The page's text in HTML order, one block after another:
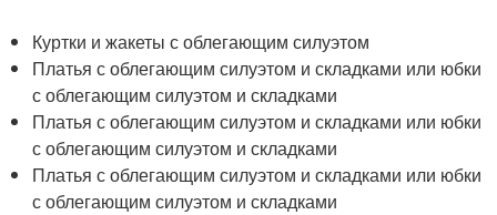
Куртки и жакеты с облегающим силуэтом
Платья с облегающим силуэтом и складками или юбки
с облегающим силуэтом и складками
Платья с облегающим силуэтом и складками или юбки
с облегающим силуэтом и складками
Платья с облегающим силуэтом и складками или юбки
с облегающим силуэтом и складками